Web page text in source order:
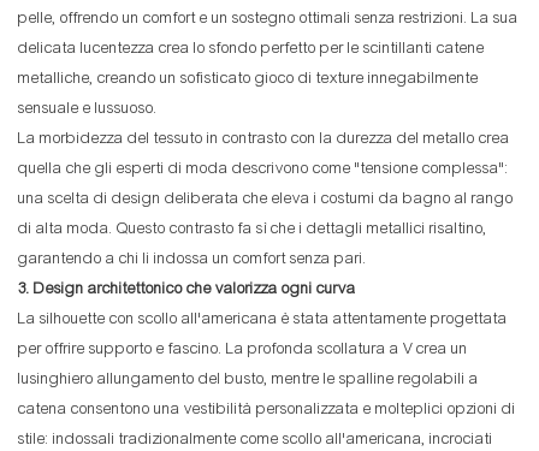
pelle, offrendo un comfort e un sostegno ottimali senza restrizioni. La sua
delicata lucentezza crea lo sfondo perfetto per le scintillanti catene
metalliche, creando un sofisticato gioco di texture innegabilmente
sensuale e lussuoso.
La morbidezza del tessuto in contrasto con la durezza del metallo crea
quella che gli esperti di moda descrivono come "tensione complessa":
una scelta di design deliberata che eleva i costumi da bagno al rango
di alta moda. Questo contrasto fa sì che i dettagli metallici risaltino,
garantendo a chi li indossa un comfort senza pari.
3. Design architettonico che valorizza ogni curva
La silhouette con scollo all'americana è stata attentamente progettata
per offrire supporto e fascino. La profonda scollatura a V crea un
lusinghiero allungamento del busto, mentre le spalline regolabili a
catena consentono una vestibilità personalizzata e molteplici opzioni di
stile: indossali tradizionalmente come scollo all'americana, incrociati